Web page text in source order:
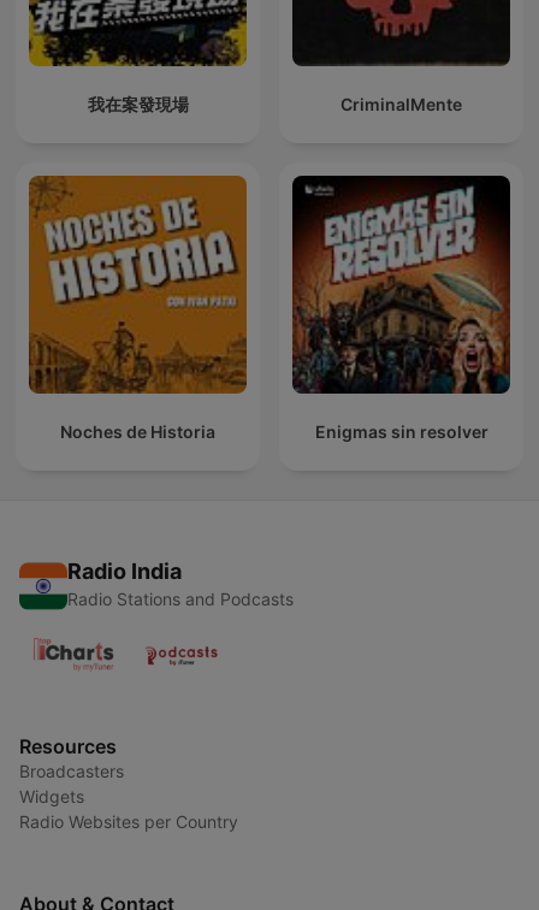
我在案發現場 CriminalMente
Noches de Historia Enigmas sin resolver
Radio India
Radio Stations and Podcasts
Resources
Broadcasters
Widgets
Radio Websites per Country
About & Contact